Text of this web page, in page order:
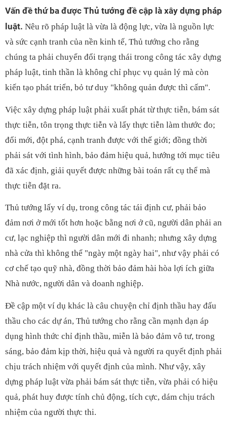
Vấn đề thứ ba được Thủ tướng đề cập là xây dựng pháp
luật. Nêu rõ pháp luật là vừa là động lực, vừa là nguồn lực
và sức cạnh tranh của nền kinh tế, Thủ tướng cho rằng
chúng ta phải chuyển đổi trạng thái trong công tác xây dựng
pháp luật, tinh thần là không chỉ phục vụ quản lý mà còn
kiến tạo phát triển, bỏ tư duy "không quản được thì cấm".
Việc xây dựng pháp luật phải xuất phát từ thực tiễn, bám sát
thực tiễn, tôn trọng thực tiễn và lấy thực tiễn làm thước đo;
đổi mới, đột phá, cạnh tranh được với thế giới; đồng thời
phải sát với tình hình, bảo đảm hiệu quả, hướng tới mục tiêu
đã xác định, giải quyết được những bài toán rất cụ thể mà
thực tiễn đặt ra.
Thủ tướng lấy ví dụ, trong công tác tái định cư, phải bảo
đảm nơi ở mới tốt hơn hoặc bằng nơi ở cũ, người dân phải an
cư, lạc nghiệp thì người dân mới đi nhanh; nhưng xây dựng
nhà cửa thì không thể "ngày một ngày hai", như vậy phải có
cơ chế tạo quỹ nhà, đồng thời bảo đảm hài hòa lợi ích giữa
Nhà nước, người dân và doanh nghiệp.
Đề cập một ví dụ khác là câu chuyện chỉ định thầu hay đấu
thầu cho các dự án, Thủ tướng cho rằng cần mạnh dạn áp
dụng hình thức chỉ định thầu, miễn là bảo đảm vô tư, trong
sáng, bảo đảm kịp thời, hiệu quả và người ra quyết định phải
chịu trách nhiệm với quyết định của mình. Như vậy, xây
dựng pháp luật vừa phải bám sát thực tiễn, vừa phải có hiệu
quả, phát huy được tính chủ động, tích cực, dám chịu trách
nhiệm của người thực thi.